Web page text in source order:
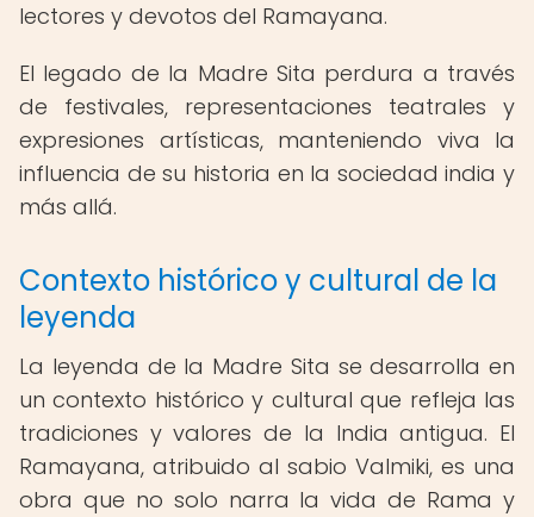
lectores y devotos del Ramayana.
El legado de la Madre Sita perdura a través
de festivales, representaciones teatrales y
expresiones artísticas, manteniendo viva la
influencia de su historia en la sociedad india y
más allá.
Contexto histórico y cultural de la
leyenda
La leyenda de la Madre Sita se desarrolla en
un contexto histórico y cultural que refleja las
tradiciones y valores de la India antigua. El
Ramayana, atribuido al sabio Valmiki, es una
obra que no solo narra la vida de Rama y